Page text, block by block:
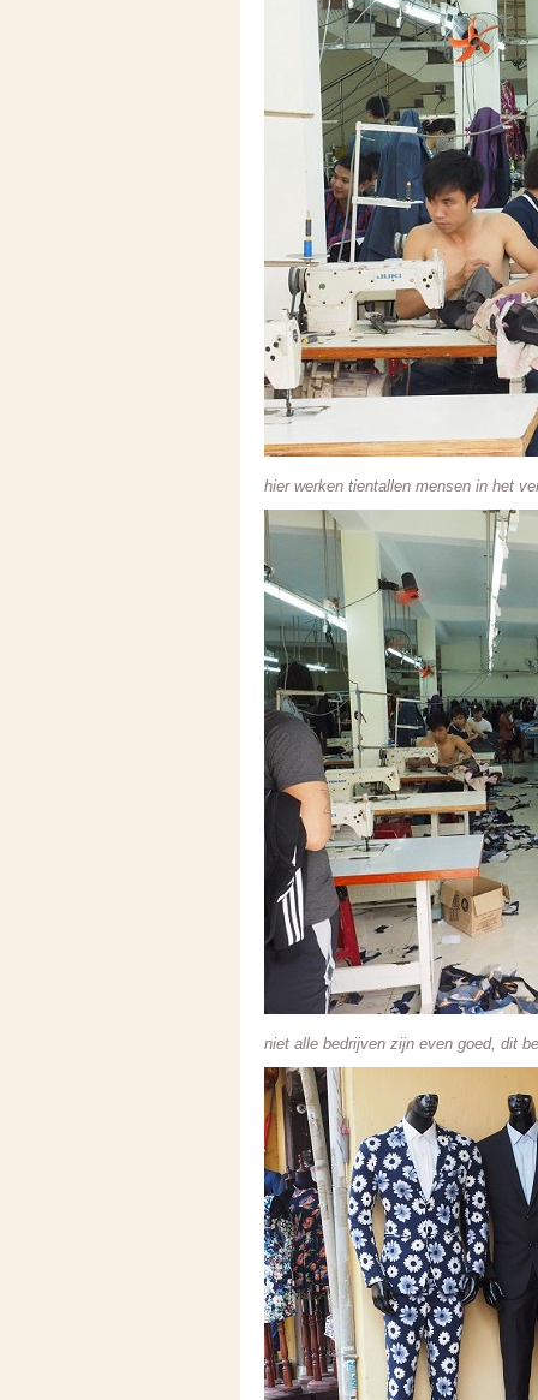
hier werken tientallen mensen in het
niet alle bedrijven zijn even goed, dit